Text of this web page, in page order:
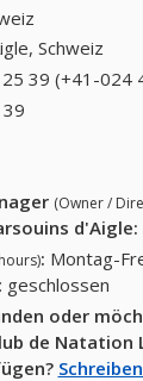
Schweiz
39 (+41-024
(Owner /
d'Aigle:
: Montag-
geschlossen
oder
de Natation